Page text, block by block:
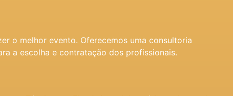
o melhor evento. Oferecemos uma consultoria
a escolha e contratação dos profissionais.